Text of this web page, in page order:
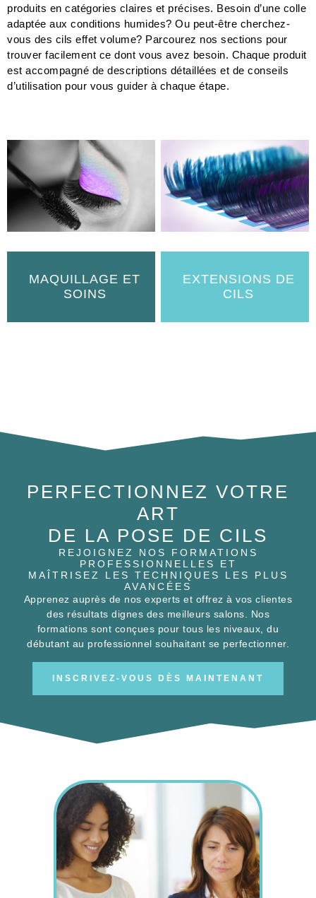
produits en catégories claires et précises. Besoin d’une colle
adaptée aux conditions humides? Ou peut-être cherchez-
vous des cils effet volume? Parcourez nos sections pour
trouver facilement ce dont vous avez besoin. Chaque produit
est accompagné de descriptions détaillées et de conseils
d’utilisation pour vous guider à chaque étape.
MAQUILLAGE ET
SOINS
EXTENSIONS DE
CILS
PERFECTIONNEZ VOTRE
ART
DE LA POSE DE CILS
REJOIGNEZ NOS FORMATIONS
PROFESSIONNELLES ET
MAÎTRISEZ LES TECHNIQUES LES PLUS
AVANCÉES
Apprenez auprès de nos experts et offrez à vos clientes
des résultats dignes des meilleurs salons. Nos
formations sont conçues pour tous les niveaux, du
débutant au professionnel souhaitant se perfectionner.
INSCRIVEZ-VOUS DÈS MAINTENANT